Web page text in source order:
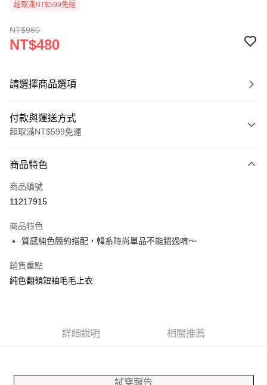
超取滿NT$599免運
NT$960
NT$480
請選擇商品選項
付款與運送方式
超取滿NT$599免運
信用卡一次付款
信用卡分期付款
合作金庫商業銀行
華南商業銀行
彰化商業銀行
國泰世華商業銀行
臺灣中小企業銀行
玉山商業銀行
星展（台灣）商業銀行
超商取貨付款
Google Pay
【大哥付你分期使用說明】
成交易。
商品特色
商品編號
11217915
商品特色
質感純色簡約搭配，韓系時尚單品不能錯過唷～
銷售重點
純色翻領短袖毛毛上衣
詳細說明 相關推薦
試穿報告